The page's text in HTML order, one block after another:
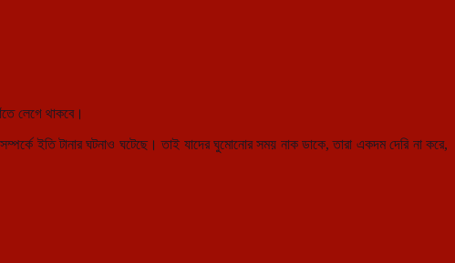
লেগে থাকবে।
ইতি টানার ঘটনাও ঘটেছে। তাই যাদের ঘুমোনোর সময় নাক ডাকে, তারা একদম দেরি না করে,